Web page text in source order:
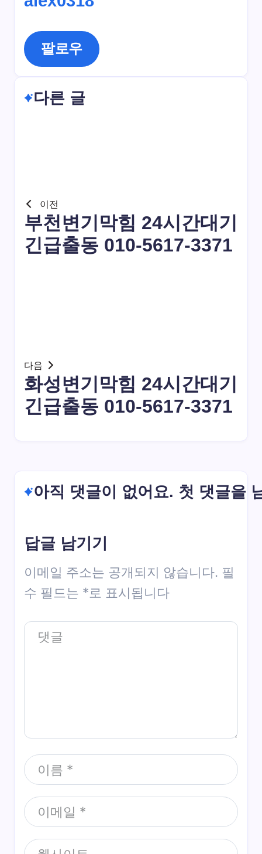
팔로우
다른 글
이전
부천변기막힘 24시간대기
긴급출동 010-5617-3371
다음
화성변기막힘 24시간대기
긴급출동 010-5617-3371
아직 댓글이 없어요. 첫 댓글을
답글 남기기
이메일 주소는 공개되지 않습니다. 필
수 필드는 *로 표시됩니다